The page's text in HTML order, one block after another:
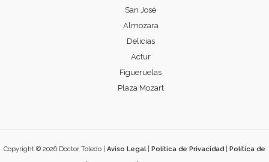
San José
Almozara
Delicias
Actur
Figueruelas
Plaza Mozart
Copyright © 2026 Doctor Toledo | Aviso Legal| Política de Privacidad
Política de